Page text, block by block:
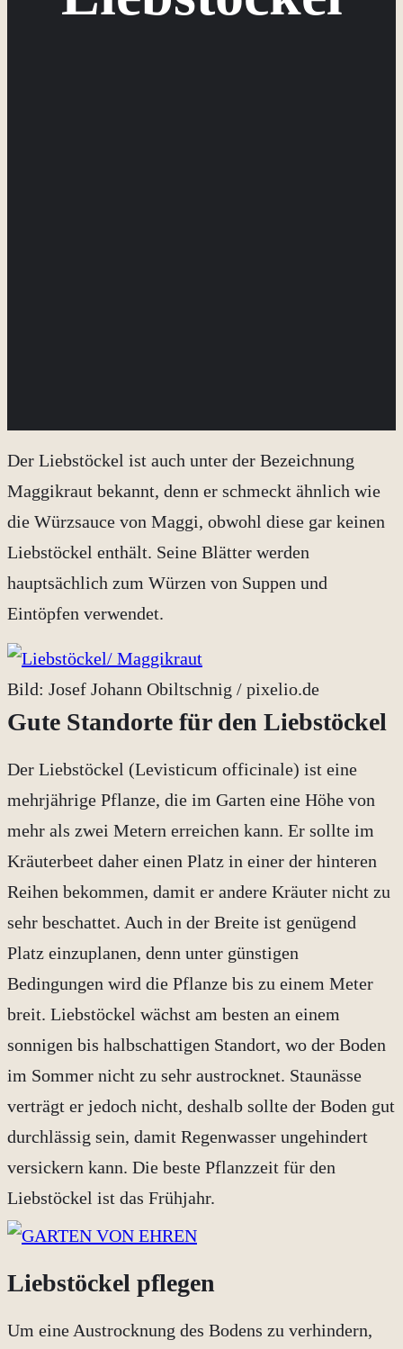
Der Liebstöckel ist auch unter der Bezeichnung
Maggikraut bekannt, denn er schmeckt ähnlich wie
die Würzsauce von Maggi, obwohl diese gar keinen
Liebstöckel enthält. Seine Blätter werden
hauptsächlich zum Würzen von Suppen und
Eintöpfen verwendet.
Bild: Josef Johann Obiltschnig / pixelio.de
Gute Standorte für den Liebstöckel
Der Liebstöckel (Levisticum officinale) ist eine
mehrjährige Pflanze, die im Garten eine Höhe von
mehr als zwei Metern erreichen kann. Er sollte im
Kräuterbeet daher einen Platz in einer der hinteren
Reihen bekommen, damit er andere Kräuter nicht zu
sehr beschattet. Auch in der Breite ist genügend
Platz einzuplanen, denn unter günstigen
Bedingungen wird die Pflanze bis zu einem Meter
breit. Liebstöckel wächst am besten an einem
sonnigen bis halbschattigen Standort, wo der Boden
im Sommer nicht zu sehr austrocknet. Staunässe
verträgt er jedoch nicht, deshalb sollte der Boden gut
durchlässig sein, damit Regenwasser ungehindert
versickern kann. Die beste Pflanzzeit für den
Liebstöckel ist das Frühjahr.
Liebstöckel pflegen
Um eine Austrocknung des Bodens zu verhindern,